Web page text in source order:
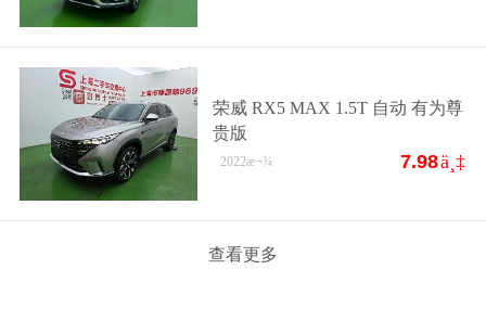
荣威 RX5 MAX 1.5T 自动 有为尊
贵版
7.98ä¸‡
2022æ¬¾
查看更多